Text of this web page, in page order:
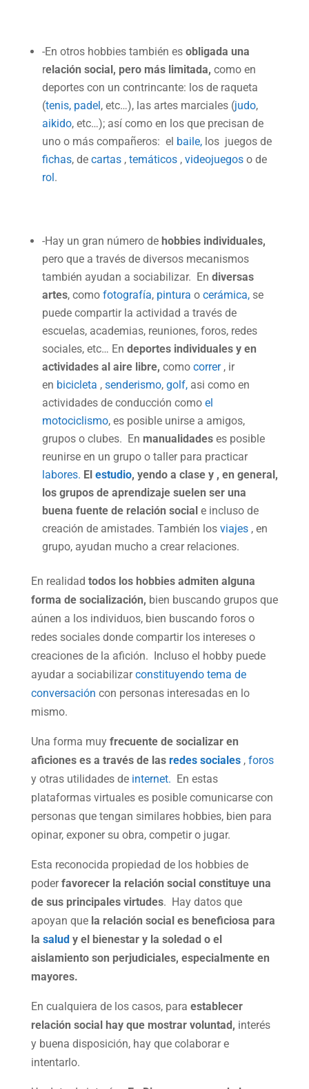
-En otros hobbies también es obligada una
relación social, pero más limitada, como en
deportes con un contrincante: los de raqueta
(tenis,padel, etc…), las artes marciales (judo,
aikido, etc…); así como en los que precisan de
uno o más compañeros: el baile,los juegos de
fichas, de cartas, temáticos, videojuegoso de
rol.
-Hay un gran número dehobbies individuales,
pero que a través de diversos mecanismos
también ayudan a sociabilizar. En diversas
artes, como fotografía,pintura ocerámica,se
puede compartir la actividad a través de
escuelas, academias, reuniones, foros, redes
sociales, etc… En deportes individuales y en
actividades al aire libre, como correr, ir
en bicicleta ,senderismo, golf,asi como en
actividades de conducción como el
motociclismo, es posible unirse a amigos,
grupos o clubes. En manualidadeses posible
reunirse en un grupo o taller para practicar
labores. El estudio, yendo a clase y , en general,
los grupos de aprendizaje suelen ser una
buena fuente de relación sociale incluso de
creación de amistades. También los viajes, en
grupo, ayudan mucho a crear relaciones.
En realidad todos los hobbies admiten alguna
forma de socialización, bien buscando grupos que
aúnen a los individuos, bien buscando foros o
redes sociales donde compartir los intereses o
creaciones de la afición. Incluso el hobby puede
ayudar a sociabilizarconstituyendo tema de
conversación con personas interesadas en lo
mismo.
Una forma muy frecuente de socializar en
aficiones es a través de lasredes sociales,foros
y otras utilidades de internet. En estas
plataformas virtuales es posible comunicarse con
personas que tengan similares hobbies, bien para
opinar, exponer su obra, competir o jugar.
Esta reconocida propiedad de los hobbies de
poderfavorecer la relación social constituye una
de sus principales virtudes. Hay datos que
apoyan que la relación social es beneficiosa para
la saludy el bienestar y la soledad o el
aislamiento son perjudiciales, especialmente en
mayores.
En cualquiera de los casos, para establecer
relación social hay que mostrar voluntad, interés
y buena disposición, hay que colaborar e
intentarlo.